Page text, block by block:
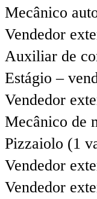
Mecânico
Vendedor
Auxiliar de
Estágio –
Vendedor
Mecânico de
Pizzaiolo (1
Vendedor
Vendedor